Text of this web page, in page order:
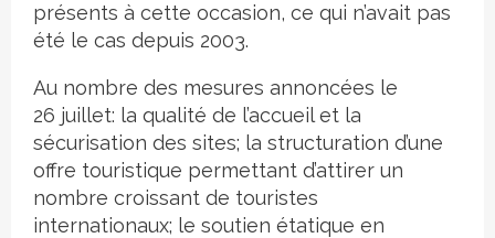
présents à cette occasion, ce qui n’avait pas
été le cas depuis 2003.
Au nombre des mesures annoncées le
26 juillet: la qualité de l’accueil et la
sécurisation des sites; la structuration d’une
offre touristique permettant d’attirer un
nombre croissant de touristes
internationaux; le soutien étatique en